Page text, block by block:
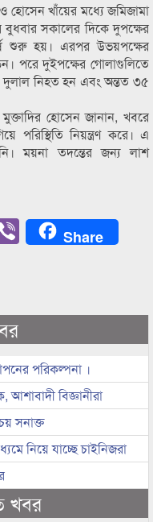
হোসেন খাঁয়ের মধ্যে জমিজামা
বুধবার সকালের দিকে দুপক্ষের
শুরু হয়। এরপর উভয়পক্ষের
পরে দুইপক্ষের গোলাগুলিতে
দুলাল নিহত হন এবং অন্তত ৩৫
মুক্তাদির হোসেন জানান, খবরে
পরিস্থিতি নিয়ন্ত্রণ করে। এ
ময়না তদন্তের জন্য লাশ
ViberShare
পরিকল্পনা ।
আশাবাদী বিজ্ঞানীরা
সনাক্ত
নিয়ে যাচ্ছে চাইনিজরা
খবর